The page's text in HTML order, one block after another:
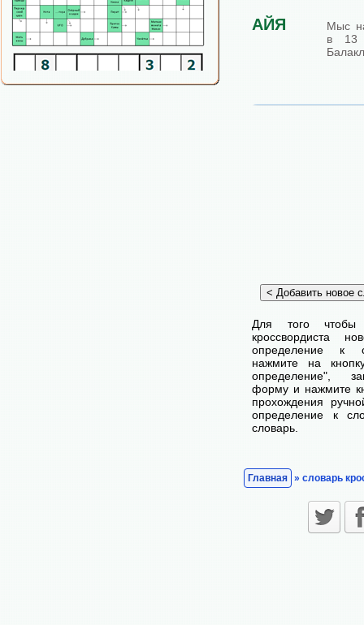
АЙЯ
Мыс
в 13
Для того чтобы
кроссвордиста
определение к
нажмите на
определение",
форму и нажмите
прохождения
определение к
словарь.
Главная » словарь